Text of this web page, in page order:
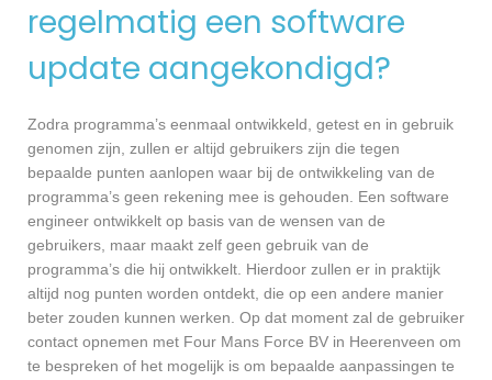
regelmatig een software
update aangekondigd?
Zodra programma’s eenmaal ontwikkeld, getest en in gebruik
genomen zijn, zullen er altijd gebruikers zijn die tegen
bepaalde punten aanlopen waar bij de ontwikkeling van de
programma’s geen rekening mee is gehouden. Een software
engineer ontwikkelt op basis van de wensen van de
gebruikers, maar maakt zelf geen gebruik van de
programma’s die hij ontwikkelt. Hierdoor zullen er in praktijk
altijd nog punten worden ontdekt, die op een andere manier
beter zouden kunnen werken. Op dat moment zal de gebruiker
contact opnemen met Four Mans Force BV in Heerenveen om
te bespreken of het mogelijk is om bepaalde aanpassingen te